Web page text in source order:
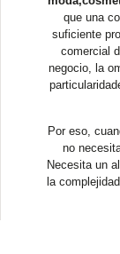
que una
suficiente
comercial
negocio, la
Por eso,
no
Necesita un
la